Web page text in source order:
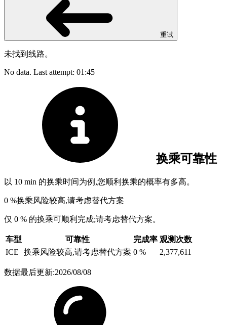
重试
未找到线路。
No data. Last attempt: 01:45
换乘可靠性
以 10 min 的换乘时间为例,您顺利换乘的概率有多高。
0 %换乘风险较高,请考虑替代方案
仅 0 % 的换乘可顺利完成;请考虑替代方案。
车型 可靠性 完成率 观测次数
ICE
换乘风险较高,请考虑替代方案 0 % 2,377,611
数据最后更新:2026/08/08